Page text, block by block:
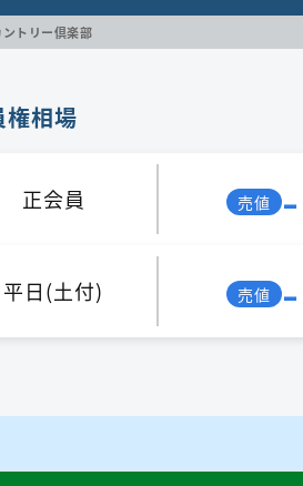
トリー倶楽部
権相場
正会員 売値 -
平日(土付) 売値 -